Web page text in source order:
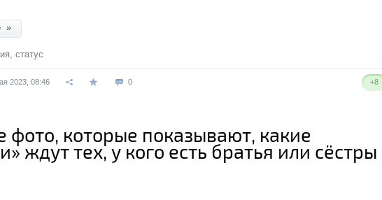
»
, статус
2023, 08:46 0 +8
фото, которые показывают, какие
ждут тех, у кого есть братья или сёстры